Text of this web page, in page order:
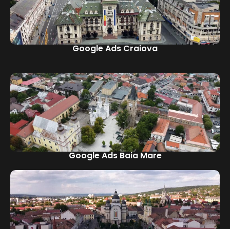
Google Ads Craiova
Google Ads Baia Mare